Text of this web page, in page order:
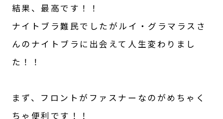
結果、最高です！！
ナイトブラ難民でしたがルイ・グラマラスさ
んのナイトブラに出会えて人生変わりまし
た！！
まず、フロントがファスナーなのがめちゃく
ちゃ便利です！！